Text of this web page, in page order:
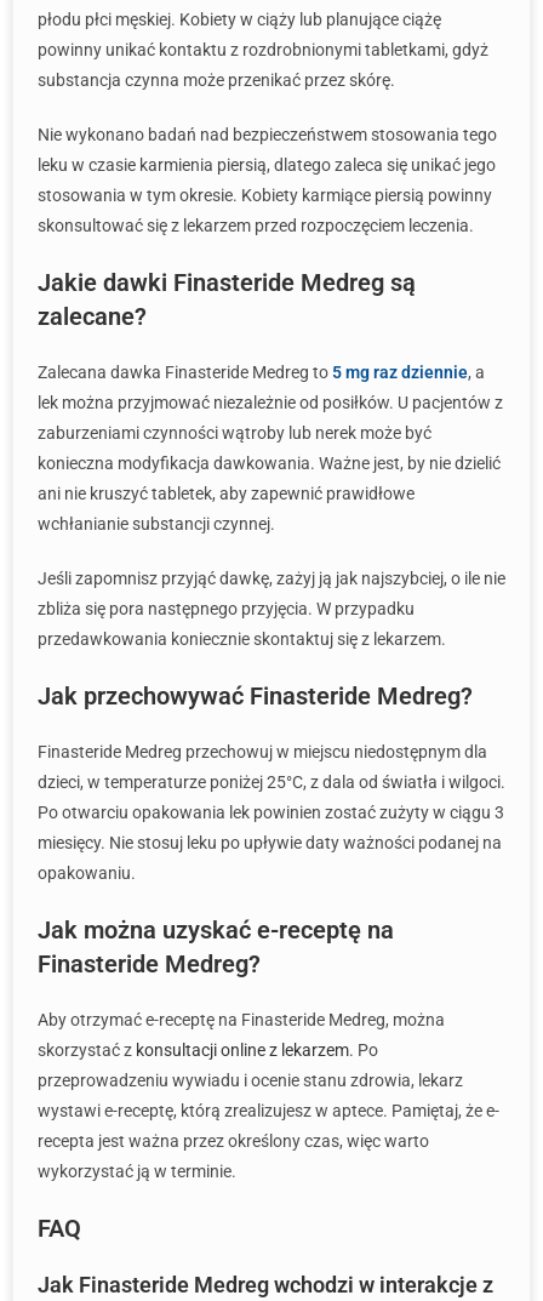
płodu płci męskiej. Kobiety w ciąży lub planujące ciążę
powinny unikać kontaktu z rozdrobnionymi tabletkami, gdyż
substancja czynna może przenikać przez skórę.
Nie wykonano badań nad bezpieczeństwem stosowania tego
leku w czasie karmienia piersią, dlatego zaleca się unikać jego
stosowania w tym okresie. Kobiety karmiące piersią powinny
skonsultować się z lekarzem przed rozpoczęciem leczenia.
Jakie dawki Finasteride Medreg są
zalecane?
Zalecana dawka Finasteride Medreg to 5 mg raz dziennie, a
lek można przyjmować niezależnie od posiłków. U pacjentów z
zaburzeniami czynności wątroby lub nerek może być
konieczna modyfikacja dawkowania. Ważne jest, by nie dzielić
ani nie kruszyć tabletek, aby zapewnić prawidłowe
wchłanianie substancji czynnej.
Jeśli zapomnisz przyjąć dawkę, zażyj ją jak najszybciej, o ile nie
zbliża się pora następnego przyjęcia. W przypadku
przedawkowania koniecznie skontaktuj się z lekarzem.
Jak przechowywać Finasteride Medreg?
Finasteride Medreg przechowuj w miejscu niedostępnym dla
dzieci, w temperaturze poniżej 25°C, z dala od światła i wilgoci.
Po otwarciu opakowania lek powinien zostać zużyty w ciągu 3
miesięcy. Nie stosuj leku po upływie daty ważności podanej na
opakowaniu.
Jak można uzyskać e-receptę na
Finasteride Medreg?
Aby otrzymać e-receptę na Finasteride Medreg, można
skorzystać z konsultacji online z lekarzem. Po
przeprowadzeniu wywiadu i ocenie stanu zdrowia, lekarz
wystawi e-receptę, którą zrealizujesz w aptece. Pamiętaj, że e-
recepta jest ważna przez określony czas, więc warto
wykorzystać ją w terminie.
FAQ
Jak Finasteride Medreg wchodzi w interakcje z